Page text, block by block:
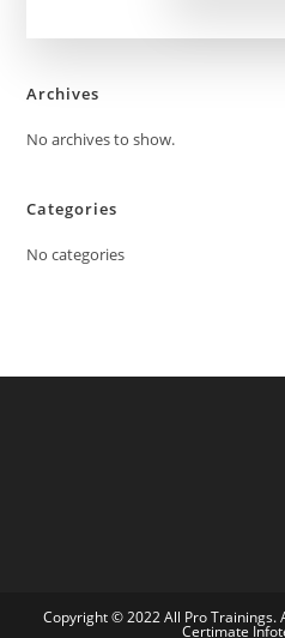
Archives
No archives to show.
Categories
No categories
Copyright © 2022 All Pro
Certimate